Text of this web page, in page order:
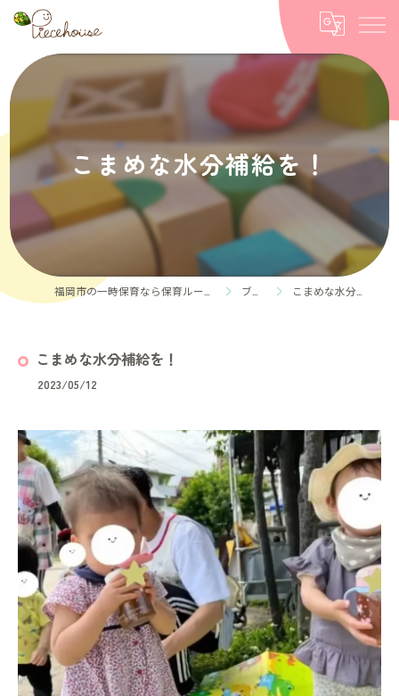
こまめな水分補給を！
ブログ こまめな水分補給を！
こまめな水分補給を！
2023/05/12